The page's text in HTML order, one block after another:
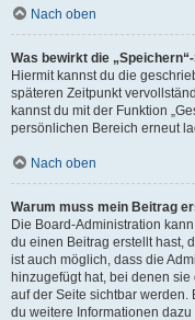
Nach oben
Was bewirkt die
Hiermit kannst du die
späteren Zeitpunkt
kannst du mit der Funktion
persönlichen Bereich erneut
Nach oben
Warum muss mein Beitrag
Die Board-Administration
du einen Beitrag erstellt hast,
ist auch möglich, dass die
hinzugefügt hat, bei denen
auf der Seite sichtbar werden.
du weitere Informationen dazu